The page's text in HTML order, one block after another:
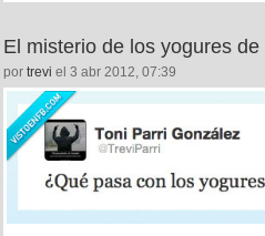
El misterio de los yogures
por trevi el 3 abr 2012, 07:39